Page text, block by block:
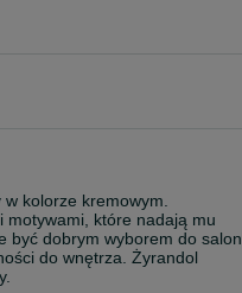
kolorze kremowym.
motywami, które nadają mu
być dobrym wyborem do
do wnętrza. Żyrandol